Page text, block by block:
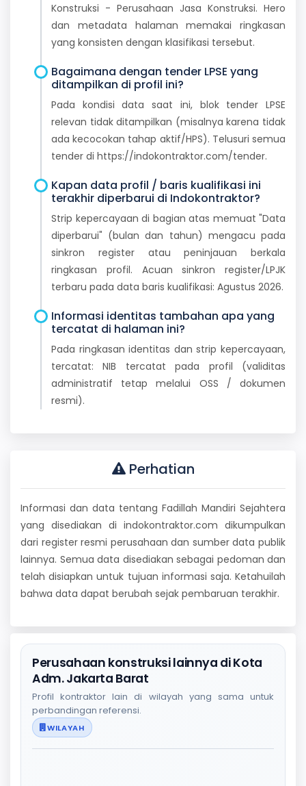
Konstruksi - Perusahaan Jasa Konstruksi. Hero
dan metadata halaman memakai ringkasan
yang konsisten dengan klasifikasi tersebut.
Bagaimana dengan tender LPSE yang
ditampilkan di profil ini?
Pada kondisi data saat ini, blok tender LPSE
relevan tidak ditampilkan (misalnya karena tidak
ada kecocokan tahap aktif/HPS). Telusuri semua
tender di https://indokontraktor.com/tender.
Kapan data profil / baris kualifikasi ini
terakhir diperbarui di Indokontraktor?
Strip kepercayaan di bagian atas memuat "Data
diperbarui" (bulan dan tahun) mengacu pada
sinkron register atau peninjauan berkala
ringkasan profil. Acuan sinkron register/LPJK
terbaru pada data baris kualifikasi: Agustus 2026.
Informasi identitas tambahan apa yang
tercatat di halaman ini?
Pada ringkasan identitas dan strip kepercayaan,
tercatat: NIB tercatat pada profil (validitas
administratif tetap melalui OSS / dokumen
resmi).
Perhatian
Informasi dan data tentang Fadillah Mandiri Sejahtera
yang disediakan di indokontraktor.com dikumpulkan
dari register resmi perusahaan dan sumber data publik
lainnya. Semua data disediakan sebagai pedoman dan
telah disiapkan untuk tujuan informasi saja. Ketahuilah
bahwa data dapat berubah sejak pembaruan terakhir.
Perusahaan konstruksi lainnya di Kota
Adm. Jakarta Barat
Profil kontraktor lain di wilayah yang sama untuk
perbandingan referensi.
WILAYAH